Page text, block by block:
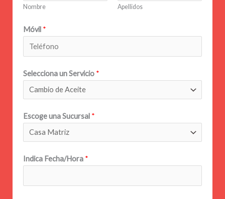
Nombre Apellidos
Móvil *
Selecciona un Servicio *
Escoge una Sucursal *
Indica Fecha/Hora *